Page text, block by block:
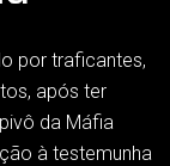
por traficantes,
após ter
da Máfia
à testemunha